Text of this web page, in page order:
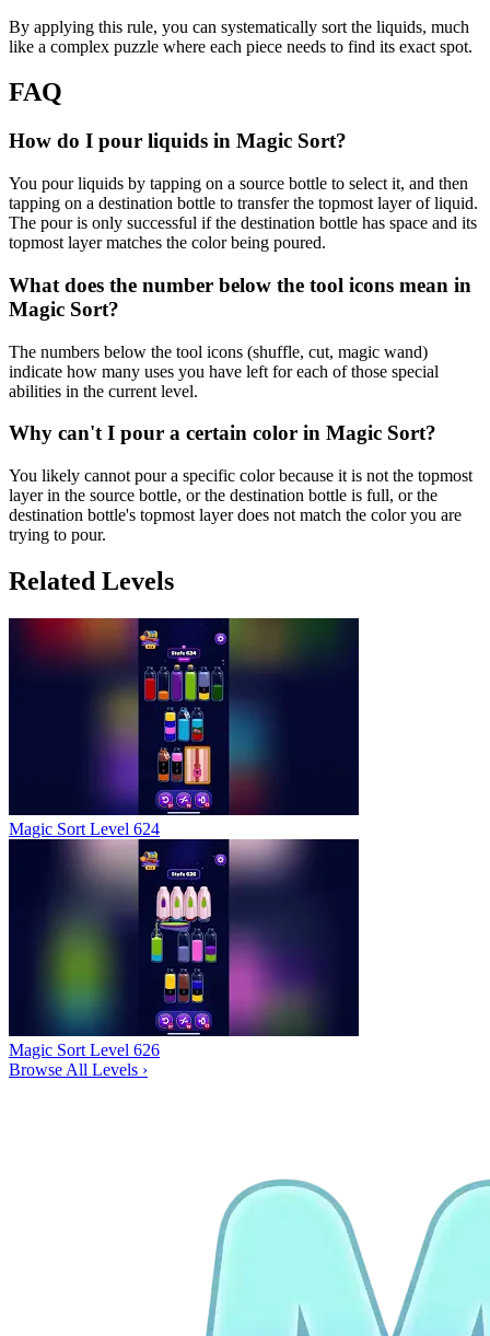
By applying this rule, you can systematically sort the liquids, much
like a complex puzzle where each piece needs to find its exact spot.
FAQ
How do I pour liquids in Magic Sort?
You pour liquids by tapping on a source bottle to select it, and then
tapping on a destination bottle to transfer the topmost layer of liquid.
The pour is only successful if the destination bottle has space and its
topmost layer matches the color being poured.
What does the number below the tool icons mean in
Magic Sort?
The numbers below the tool icons (shuffle, cut, magic wand)
indicate how many uses you have left for each of those special
abilities in the current level.
Why can't I pour a certain color in Magic Sort?
You likely cannot pour a specific color because it is not the topmost
layer in the source bottle, or the destination bottle is full, or the
destination bottle's topmost layer does not match the color you are
trying to pour.
Related Levels
Magic Sort Level 624
Magic Sort Level 626
Browse All Levels ›